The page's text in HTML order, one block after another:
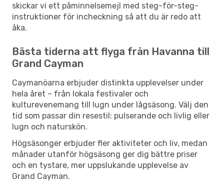
skickar vi ett påminnelsemejl med steg-för-steg-
instruktioner för incheckning så att du är redo att
åka.
Bästa tiderna att flyga från Havanna till
Grand Cayman
Caymanöarna erbjuder distinkta upplevelser under
hela året – från lokala festivaler och
kulturevenemang till lugn under lågsäsong. Välj den
tid som passar din resestil: pulserande och livlig eller
lugn och naturskön.
Högsäsonger erbjuder fler aktiviteter och liv, medan
månader utanför högsäsong ger dig bättre priser
och en tystare, mer uppslukande upplevelse av
Grand Cayman.